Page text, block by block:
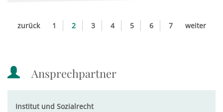
zurück 1 2 3 4 5 6 7 weiter
Ansprechpartner
Institut und Sozialrecht